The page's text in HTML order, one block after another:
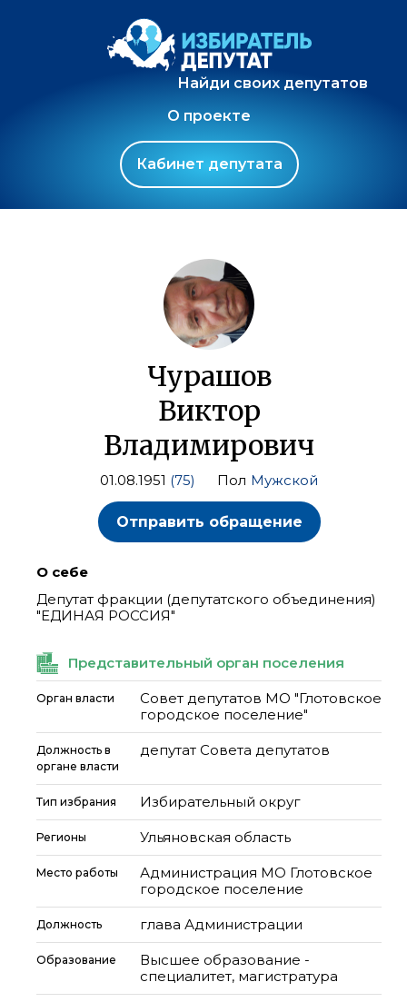
Найди своих депутатов
О проекте
Кабинет депутата
Чурашов
Виктор
Владимирович
01.08.1951 (75) Пол Мужской
Отправить обращение
О себе
Депутат фракции (депутатского объединения)
"ЕДИНАЯ РОССИЯ"
Представительный орган поселения
Орган власти
Совет депутатов МО "Глотовское
городское поселение"
Должность в
органе власти
депутат Совета депутатов
Тип избрания Избирательный округ
Регионы Ульяновская область
Место работы
Администрация МО Глотовское
городское поселение
Должность глава Администрации
Образование
Высшее образование -
специалитет, магистратура